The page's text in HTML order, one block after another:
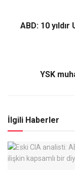
ABD: 10
YSK
İlgili Haberler